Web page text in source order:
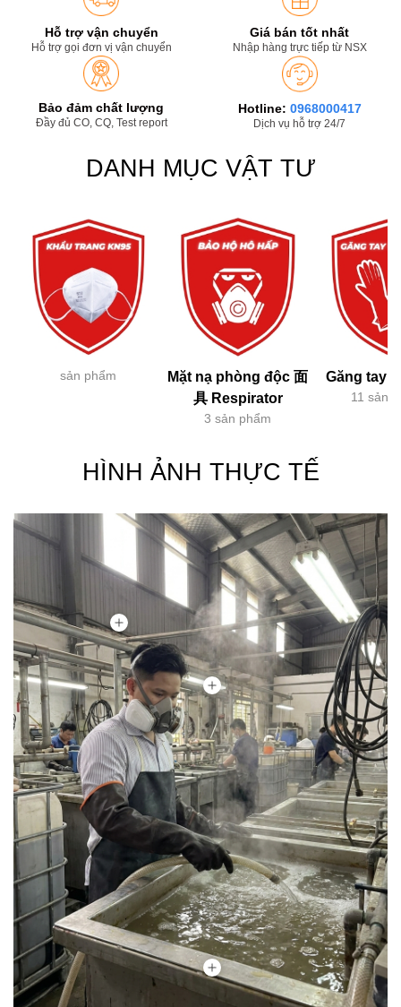
Hỗ trợ vận chuyển
Hỗ trợ gọi đơn vị vận chuyển
Giá bán tốt nhất
Nhập hàng trực tiếp từ NSX
Bảo đảm chất lượng
Đầy đủ CO, CQ, Test report
Hotline: 0968000417
Dịch vụ hỗ trợ 24/7
DANH MỤC VẬT TƯ
sản phẩm
Mặt nạ phòng độc 面
具 Respirator
3 sản phẩm
Găng tay
11 sản
HÌNH ẢNH THỰC TẾ